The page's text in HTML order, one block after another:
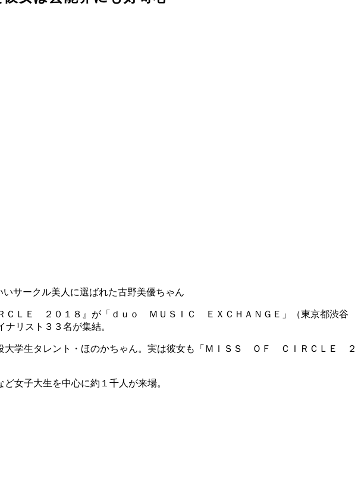
いサークル美人に選ばれた古野美優ちゃん
ＣＬＥ ２０１８』が「ｄｕｏ ＭＵＳＩＣ ＥＸＣＨＡＮＧＥ」（東京都渋谷
リスト３３名が集結。
大学生タレント・ほのかちゃん。実は彼女も「ＭＩＳＳ ＯＦ ＣＩＲＣＬＥ ２
女子大生を中心に約１千人が来場。